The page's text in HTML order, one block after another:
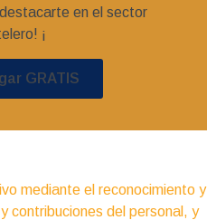
en el sector
¡
GRATIS
mediante el reconocimiento y
contribuciones del personal, y